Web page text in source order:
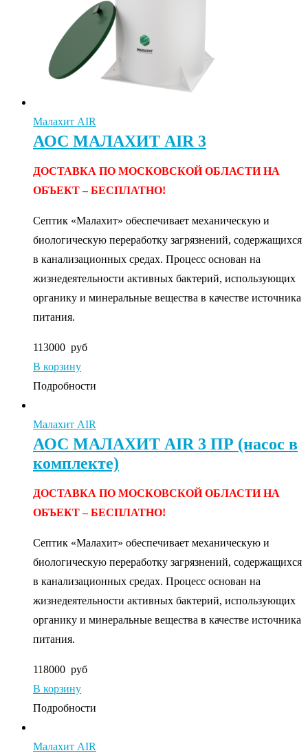
Малахит AIR
АОС МАЛАХИТ AIR 3
ДОСТАВКА ПО МОСКОВСКОЙ ОБЛАСТИ НА
ОБЪЕКТ – БЕСПЛАТНО!
Септик «Малахит» обеспечивает механическую и
биологическую переработку загрязнений, содержащихся
в канализационных средах. Процесс основан на
жизнедеятельности активных бактерий, использующих
органику и минеральные вещества в качестве источника
питания.
113000 руб
В корзину
Подробности
Малахит AIR
АОС МАЛАХИТ AIR 3 ПР (насос в
комплекте)
ДОСТАВКА ПО МОСКОВСКОЙ ОБЛАСТИ НА
ОБЪЕКТ – БЕСПЛАТНО!
Септик «Малахит» обеспечивает механическую и
биологическую переработку загрязнений, содержащихся
в канализационных средах. Процесс основан на
жизнедеятельности активных бактерий, использующих
органику и минеральные вещества в качестве источника
питания.
118000 руб
В корзину
Подробности
Малахит AIR